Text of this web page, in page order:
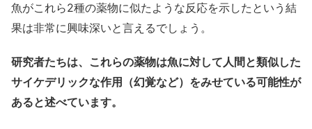
魚がこれら2種の薬物に似たような反応を示したという結
果は非常に興味深いと言えるでしょう。
研究者たちは、これらの薬物は魚に対して人間と類似した
サイケデリックな作用（幻覚など）をみせている可能性が
あると述べています。